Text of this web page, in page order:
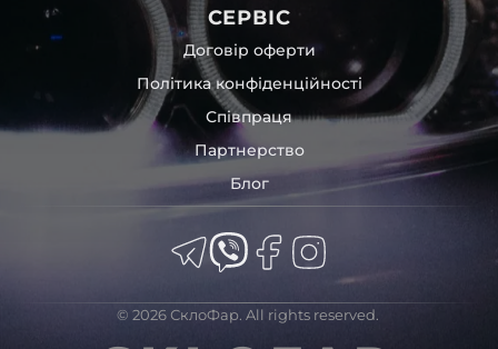
представлених на сайті.
Якщо ви шукаєте такі послуги, як заміна скла фари,
розпакування та перепакування фар, відновлення та
ремонт фар, заміна лінз Xenon LED BI-LED, ремонт скла,
корпусу та кріплення фари, налаштування світла,
коригування, діагностика та полірування фари, наші
партнерські сервіси готові надати допомогу по всій
тисячі задоволених клієнтів. Розмаїття вибору, постійна
наявність на складі, свіжі поступлення, доступна ціна,
Із часом передня фара BMW може мати такі проблеми:
СЕРВІС
Договір оферти
Політика конфіденційності
Співпраця
Партнерство
Блог
© 2026 СклоФар. All rights reserved.